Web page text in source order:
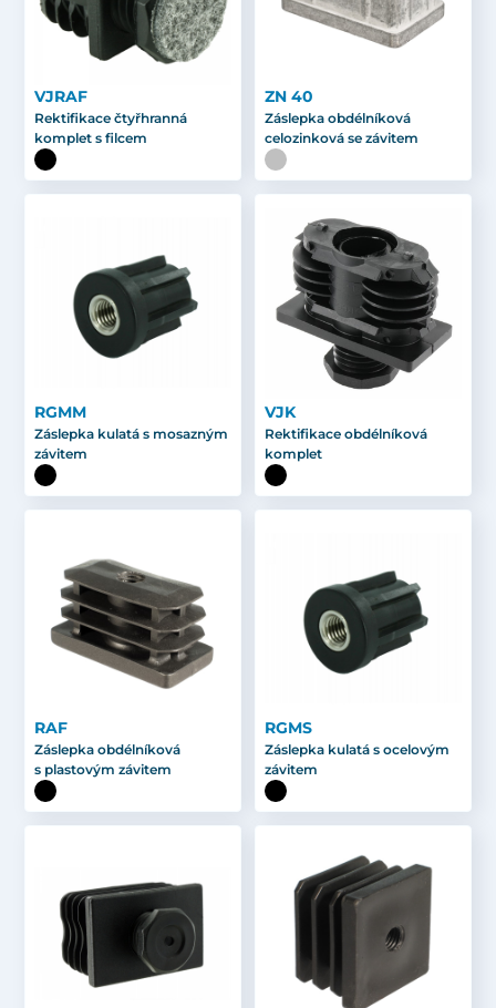
VJRAF
Rektifikace čtyřhranná
komplet s filcem
ZN 40
Záslepka obdélníková
celozinková se závitem
RGMM
Záslepka kulatá s mosazným
závitem
VJK
Rektifikace obdélníková
komplet
RAF
Záslepka obdélníková
s plastovým závitem
RGMS
Záslepka kulatá s ocelovým
závitem